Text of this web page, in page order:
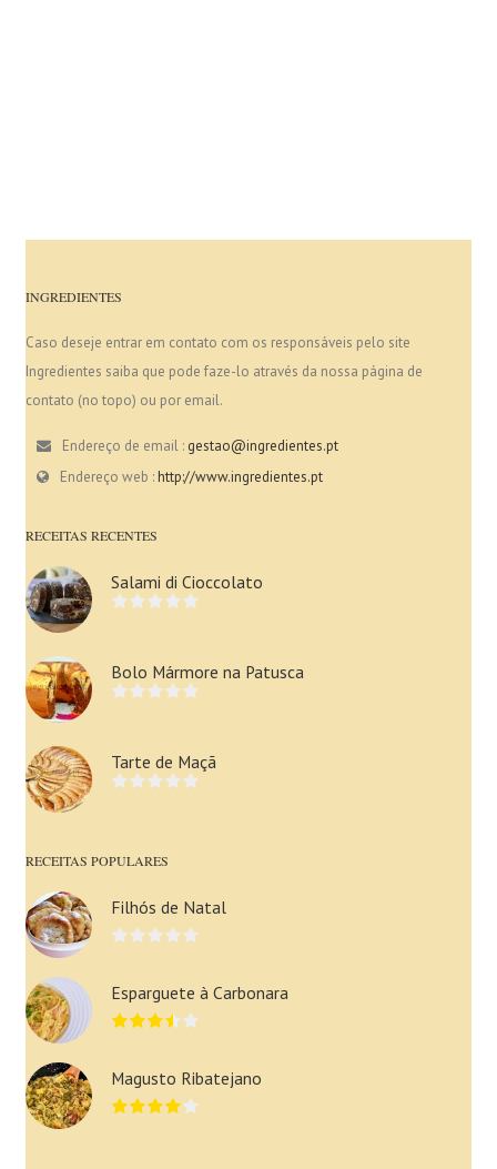
INGREDIENTES
Caso deseje entrar em contato com os responsáveis pelo site
Ingredientes saiba que pode faze-lo através da nossa página de
contato (no topo) ou por email.
Endereço de email : gestao@ingredientes.pt
Endereço web :http://www.ingredientes.pt
RECEITAS RECENTES
Salami di Cioccolato
Bolo Mármore na Patusca
Tarte de Maçã
RECEITAS POPULARES
Filhós de Natal
Esparguete à Carbonara
Magusto Ribatejano